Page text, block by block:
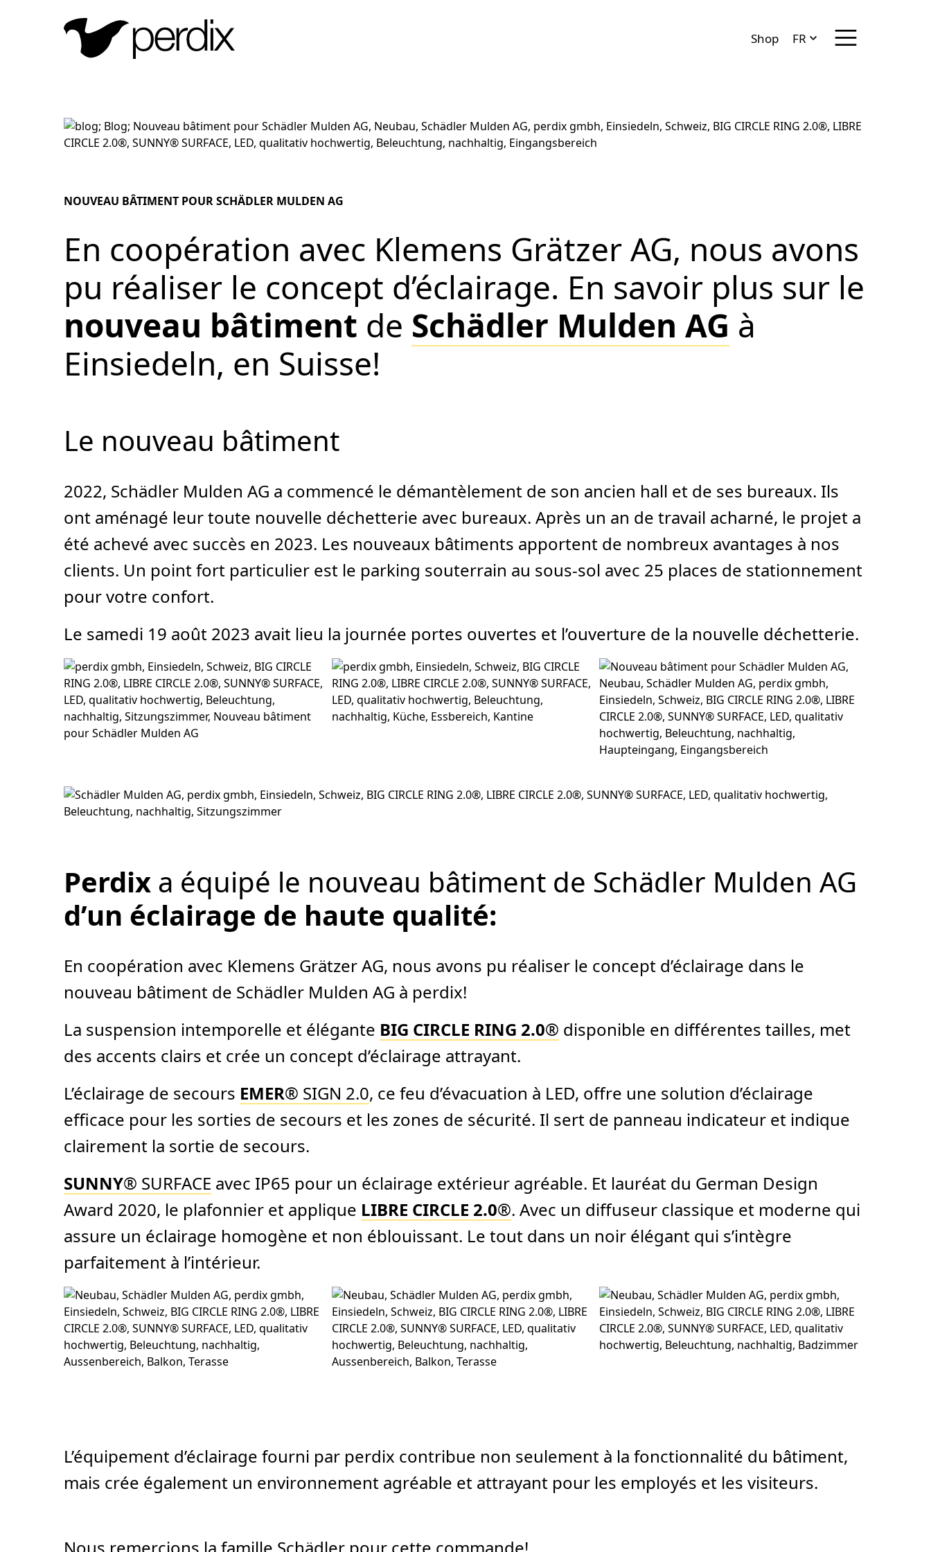
Shop FR Menü anzeigen/
NOUVEAU BÂTIMENT POUR SCHÄDLER MULDEN AG
En coopération avec Klemens Grätzer AG, nous avons
pu réaliser le concept d’éclairage. En savoir plus sur le
nouveau bâtiment de Schädler Mulden AG à
Einsiedeln, en Suisse!
Le nouveau bâtiment
2022, Schädler Mulden AG a commencé le démantèlement de son ancien hall et de ses bureaux. Ils
ont aménagé leur toute nouvelle déchetterie avec bureaux. Après un an de travail acharné, le projet a
été achevé avec succès en 2023. Les nouveaux bâtiments apportent de nombreux avantages à nos
clients. Un point fort particulier est le parking souterrain au sous-sol avec 25 places de stationnement
pour votre confort.
Le samedi 19 août 2023 avait lieu la journée portes ouvertes et l’ouverture de la nouvelle déchetterie.
Perdix a équipé le nouveau bâtiment de Schädler Mulden AG
d’un éclairage de haute qualité:
En coopération avec Klemens Grätzer AG, nous avons pu réaliser le concept d’éclairage dans le
nouveau bâtiment de Schädler Mulden AG à perdix!
La suspension intemporelle et élégante BIG CIRCLE RING 2.0® disponible en différentes tailles, met
des accents clairs et crée un concept d’éclairage attrayant.
L’éclairage de secours EMER® SIGN 2.0, ce feu d’évacuation à LED, offre une solution d’éclairage
efficace pour les sorties de secours et les zones de sécurité. Il sert de panneau indicateur et indique
clairement la sortie de secours.
SUNNY® SURFACE avec IP65 pour un éclairage extérieur agréable. Et lauréat du German Design
Award 2020, le plafonnier et applique LIBRE CIRCLE 2.0®. Avec un diffuseur classique et moderne qui
assure un éclairage homogène et non éblouissant. Le tout dans un noir élégant qui s’intègre
parfaitement à l’intérieur.
L’équipement d’éclairage fourni par perdix contribue non seulement à la fonctionnalité du bâtiment,
mais crée également un environnement agréable et attrayant pour les employés et les visiteurs.